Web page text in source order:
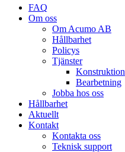
FAQ
Om oss
Om Acumo AB
Hållbarhet
Policys
Tjänster
Konstruktion
Bearbetning
Jobba hos oss
Hållbarhet
Aktuellt
Kontakt
Kontakta oss
Teknisk support